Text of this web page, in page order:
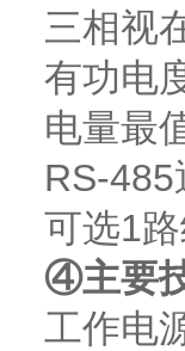
三相视
有功电
电量最
RS-
可选1
④主要
工作电